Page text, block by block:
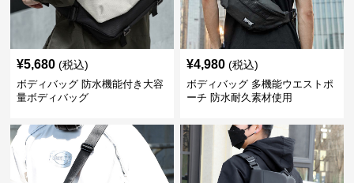
¥5,680 (税込)
ボディバッグ 防水機能付き大容
量ボディバッグ
¥4,980 (税込)
ボディバッグ 多機能ウエストポ
ーチ 防水耐久素材使用